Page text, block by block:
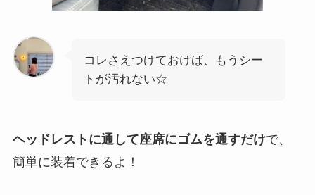
コレさえつけておけば、もうシー
トが汚れない☆
ヘッドレストに通して座席にゴムを通すだけで、
簡単に装着できるよ！